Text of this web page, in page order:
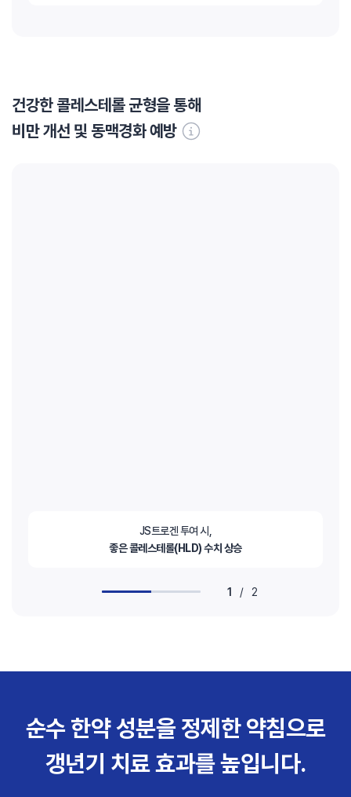
건강한 콜레스테롤 균형을 통해
비만 개선 및 동맥경화 예방
JS트로겐 투여 시,
좋은 콜레스테롤(HLD) 수치 상승
1 / 2
순수 한약 성분을 정제한 약침으로
갱년기 치료 효과를 높입니다.